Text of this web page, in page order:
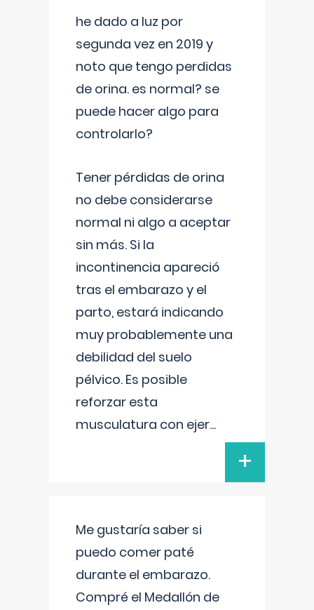
he dado a luz por
segunda vez en 2019 y
noto que tengo perdidas
de orina. es normal? se
puede hacer algo para
controlarlo?
Tener pérdidas de orina
no debe considerarse
normal ni algo a aceptar
sin más. Si la
incontinencia apareció
tras el embarazo y el
parto, estará indicando
muy probablemente una
debilidad del suelo
pélvico. Es posible
reforzar esta
musculatura con ejer...
+
Me gustaría saber si
puedo comer paté
durante el embarazo.
Compré el Medallón de